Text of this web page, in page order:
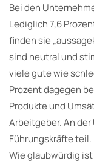
Bei den
Lediglich 7,6
finden sie
sind neutral und
viele gute wie
Prozent dagegen
Produkte und
Arbeitgeber. An der
Führungskräfte teil.
Wie glaubwürdig